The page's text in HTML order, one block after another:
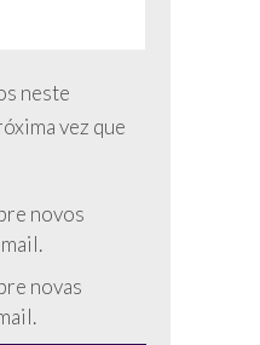
neste
vez que
novos
novas